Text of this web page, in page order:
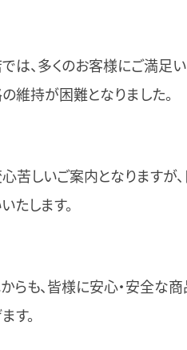
は、多くのお客様にご満足
維持が困難となりました。
苦しいご案内となりますが
たします。
らも、皆様に安心・安全な
す。